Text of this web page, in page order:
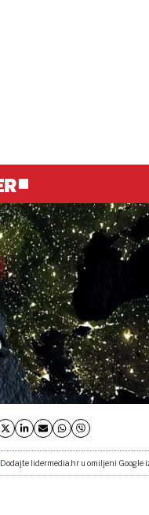
Dodajte lidermedia.hr u omiljeni Google